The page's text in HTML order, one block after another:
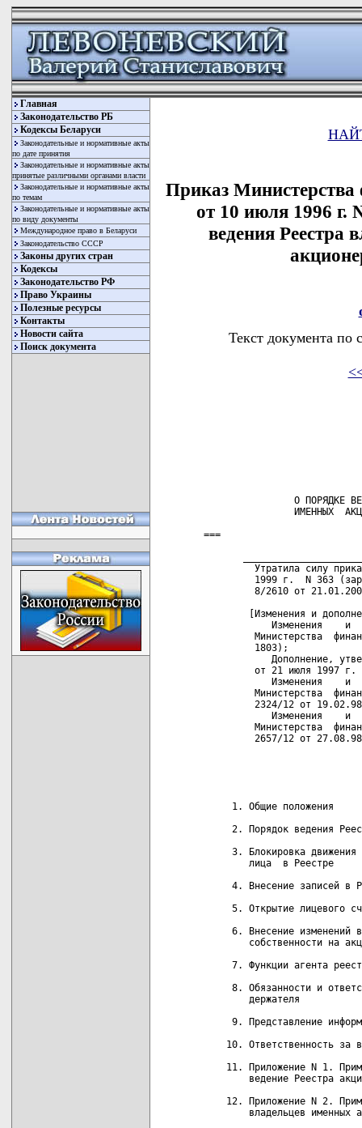
Главная
Законодательство РБ
Кодексы Беларуси
Законодательные и нормативные акты
по дате принятия
Законодательные и нормативные акты
принятые различными органами власти
Законодательные и нормативные акты
по темам
Законодательные и нормативные акты
по виду документы
Международное право в Беларуси
Законодательство СССР
Законы других стран
Кодексы
Законодательство РФ
Право Украины
Полезные ресурсы
Контакты
Новости сайта
Поиск документа
Приказ Министерства
от 10 июля 1996 г.
ведения Реестра
Текст документа по
О ПОРЯДКЕ
ИМЕННЫХ
===
Утратила силу
1999 г.  N 363
8/2610 от
[Изменения и
Изменения    и
Министерства
         1803);
Дополнение,
от 21 июля 1997 г.
Изменения    и
Министерства
2324/12 от
Изменения    и
Министерства
2657/12 от
     1. Общие положения
2. Порядок ведения
3. Блокировка движения
        лица  в Реестре
4. Внесение записей в
5. Открытие лицевого
6. Внесение изменений
собственности на
7. Функции агента
8. Обязанности и
        держателя
9. Представление
10. Ответственность за
11. Приложение N 1.
ведение Реестра
12. Приложение N 2.
владельцев именных